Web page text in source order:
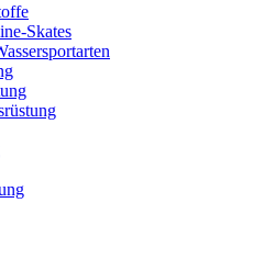
Skates